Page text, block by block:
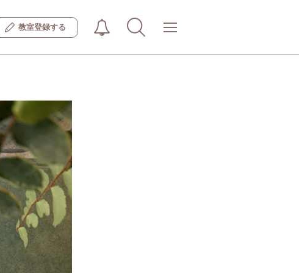
教室登録する